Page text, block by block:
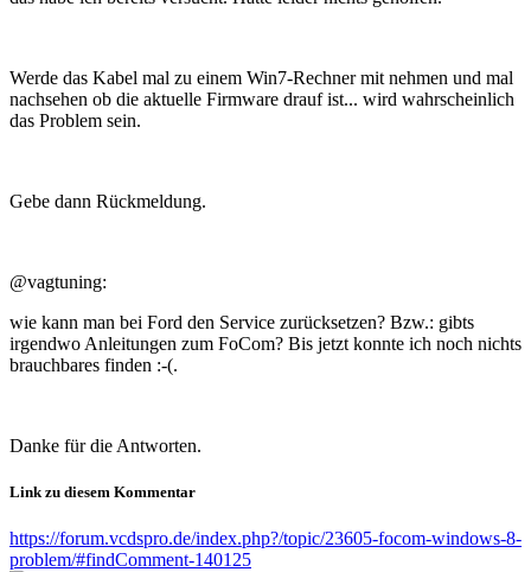
Werde das Kabel mal zu einem Win7-Rechner mit nehmen und mal
nachsehen ob die aktuelle Firmware drauf ist... wird wahrscheinlich
das Problem sein.
Gebe dann Rückmeldung.
@vagtuning:
wie kann man bei Ford den Service zurücksetzen? Bzw.: gibts
irgendwo Anleitungen zum FoCom? Bis jetzt konnte ich noch nichts
brauchbares finden :-(.
Danke für die Antworten.
Link zu diesem Kommentar
https://forum.vcdspro.de/index.php?/topic/23605-focom-windows-8-
problem/#findComment-140125